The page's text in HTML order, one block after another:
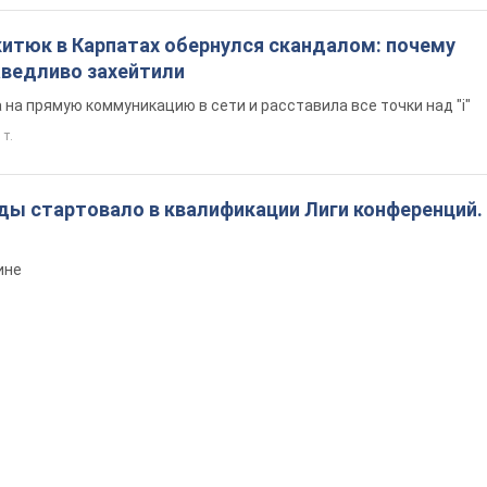
в Карпатах обернулся скандалом: почему
захейтили
прямую коммуникацию в сети и расставила все точки над "i"
стартовало в квалификации Лиги конференций.